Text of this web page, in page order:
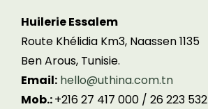
Huilerie Essalem
Route Khélidia Km3, Naassen 1135
Ben Arous, Tunisie.
Email: hello@uthina.com.tn
Mob.:+216 27 417 000 / 26 223 532